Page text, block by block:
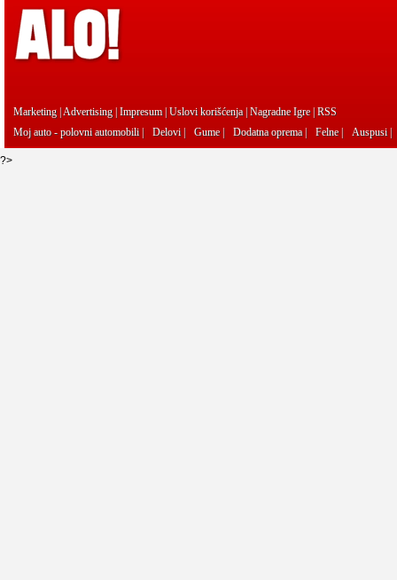
Marketing|Advertising|Impresum|Uslovi korišćenja|Nagradne Igre|RSS
Moj auto - polovni automobili
Delovi Gume| Dodatna oprema| Felne| Auspusi
?>